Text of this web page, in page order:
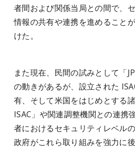
者間および関係当局との間で、
情報の共有や連携を進めること
けた。
また現在、民間の試みとして「
の動きがあるが、設立された
有、そして米国をはじめとする
ISAC」や関連調整機関との連携
者におけるセキュリティレベル
政府がこれら取り組みを強力に